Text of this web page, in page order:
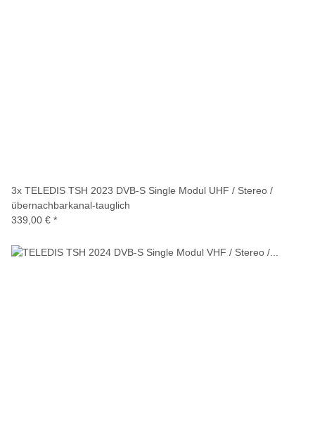
3x TELEDIS TSH 2023 DVB-S Single Modul UHF / Stereo /
übernachbarkanal-tauglich
339,00 € *